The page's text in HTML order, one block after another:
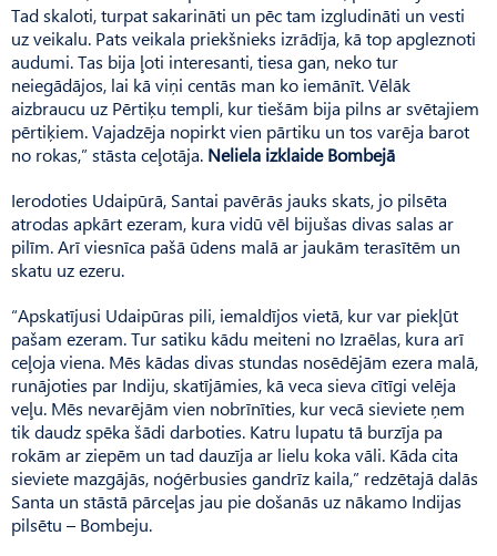
Tad skaloti, turpat sakarināti un pēc tam izgludināti un vesti
uz veikalu. Pats veikala priekšnieks izrādīja, kā top apgleznoti
audumi. Tas bija ļoti interesanti, tiesa gan, neko tur
neiegādājos, lai kā viņi centās man ko iemānīt. Vēlāk
aizbraucu uz Pērtiķu templi, kur tiešām bija pilns ar svētajiem
pērtiķiem. Vajadzēja nopirkt vien pārtiku un tos varēja barot
no rokas,” stāsta ceļotāja. Neliela izklaide Bombejā
Ierodoties Udaipūrā, Santai pavērās jauks skats, jo pilsēta
atrodas apkārt ezeram, kura vidū vēl bijušas divas salas ar
pilīm. Arī viesnīca pašā ūdens malā ar jaukām terasītēm un
skatu uz ezeru.
“Apskatījusi Udaipūras pili, iemaldījos vietā, kur var piekļūt
pašam ezeram. Tur satiku kādu meiteni no Izraēlas, kura arī
ceļoja viena. Mēs kādas divas stundas nosēdējām ezera malā,
runājoties par Indiju, skatījāmies, kā veca sieva cītīgi velēja
veļu. Mēs nevarējām vien nobrīnīties, kur vecā sieviete ņem
tik daudz spēka šādi darboties. Katru lupatu tā burzīja pa
rokām ar ziepēm un tad dauzīja ar lielu koka vāli. Kāda cita
sieviete mazgājās, noģērbusies gandrīz kaila,” redzētajā dalās
Santa un stāstā pārceļas jau pie došanās uz nākamo Indijas
pilsētu – Bombeju.